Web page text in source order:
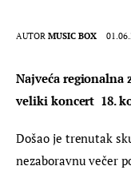
AUTOR MUSIC BOX
Najveća regionalna
veliki koncert  18.
Došao je trenutak
nezaboravnu večer